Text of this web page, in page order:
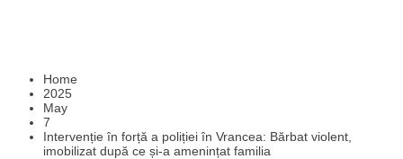
Home
2025
May
7
Intervenție în forță a poliției în Vrancea: Bărbat violent,
imobilizat după ce și-a amenințat familia